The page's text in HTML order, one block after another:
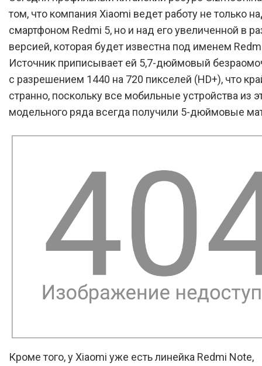
том, что компания Xiaomi ведет работу не только
смартфоном Redmi 5, но и над его увеличенной в
версией, которая будет известна под именем
Источник приписывает ей 5,7-дюймовый
с разрешением 1440 на 720 пикселей (HD+), что
странно, поскольку все мобильные устройства из
модельного ряда всегда получили 5-дюймовые
Кроме того, у Xiaomi уже есть линейка Redmi Note,